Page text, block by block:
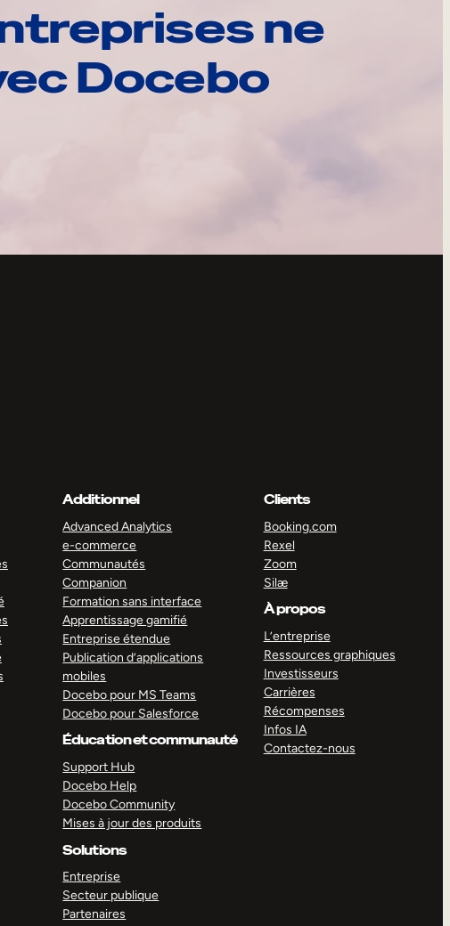
ne
Docebo
Additionnel
Advanced Analytics
e-commerce
Communautés
Companion
Formation sans interface
Apprentissage gamifié
Entreprise étendue
Publication d’applications
mobiles
Docebo pour MS Teams
Docebo pour Salesforce
Éducation et communauté
Support Hub
Docebo Help
Docebo Community
Mises à jour des produits
Solutions
Entreprise
Secteur publique
Partenaires
Clients
Booking.com
Rexel
Zoom
Silæ
À propos
L’entreprise
Ressources graphiques
Investisseurs
Carrières
Récompenses
Infos IA
Contactez-nous